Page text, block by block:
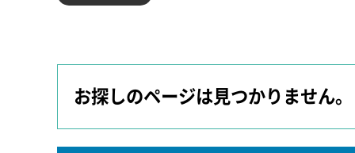
お探しのページは見つかりません